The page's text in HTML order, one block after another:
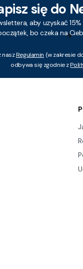
się do
aby uzyskać
bo czeka na
naszRegulamin (w zakresie
odbywa się zgodnie z